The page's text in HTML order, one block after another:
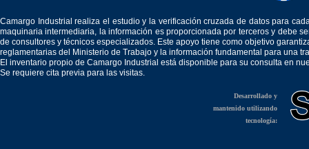
Camargo Industrial realiza el estudio y la verificación cruzada de datos para
maquinaria intermediaria, la información es proporcionada por terceros y debe
de consultores y técnicos especializados. Este apoyo tiene como objetivo
reglamentarias del Ministerio de Trabajo y la información fundamental para una
El inventario propio de Camargo Industrial está disponible para su consulta en
Se requiere cita previa para las visitas.
Desarrollado y
mantenido utilizando
tecnología: